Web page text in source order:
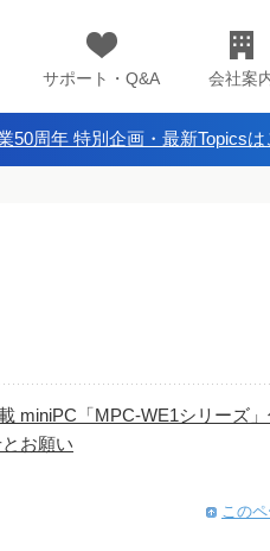
サポート・Q&A 会社案
50周年 特別企画・最新Topicsは
miniPC「MPC-WE1シリーズ
お願い
この